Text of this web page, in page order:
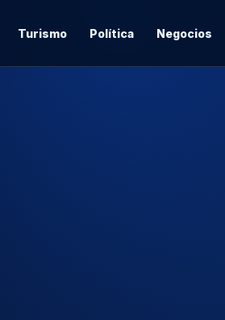
Turismo Política Negocios